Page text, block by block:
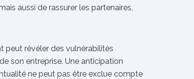
aussi de rassurer les partenaires,
peut révéler des vulnérabilités
son entreprise. Une anticipation
ne peut pas être exclue compte